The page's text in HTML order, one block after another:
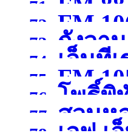
MHzกรุ
71.
72. FM
73.
กังวา
สุพรรณบุ
74.
เอ็นที
)
75. FM
76. โพธิ์พิ
77.
สวนห